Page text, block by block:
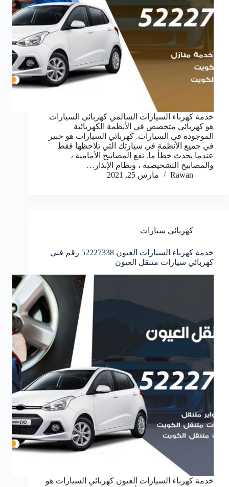
خدمة كهرباء السيارات السالمي كهربائي السيارات
هو كهربائي متخصص في الأنظمة الكهربائية
الموجودة في السيارات. كهربائي السيارات هو خبير
في جميع الأنظمة في سيارتك التي تلاحظها فقط
عندما يحدث خطأ ما. تقع المصابيح الأمامية ،
والمصابيح التشخيصية ، ونظام الإنذار…
Rawan
مارس 25, 2021
كهربائي سيارات
خدمة كهرباء السيارات العيون 52227338 رقم فني
كهربائي سيارات متنقل العيون
خدمة كهرباء السيارات العيون كهربائي السيارات هو